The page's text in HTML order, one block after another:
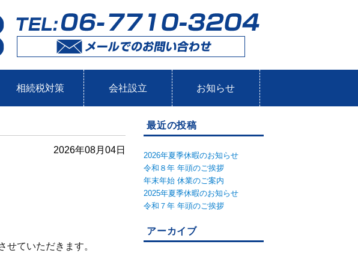
相続税対策 会社設立 お知らせ
2026年08月04日
ていただきます。
最近の投稿
2026年夏季休暇のお知らせ
令和８年 年頭のご挨拶
年末年始 休業のご案内
2025年夏季休暇のお知らせ
令和７年 年頭のご挨拶
アーカイブ